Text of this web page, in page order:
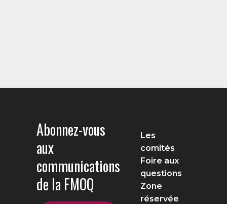
Abonnez-vous
aux
communications
de la FMOQ
Les
comités
Foire aux
questions
Zone
réservée